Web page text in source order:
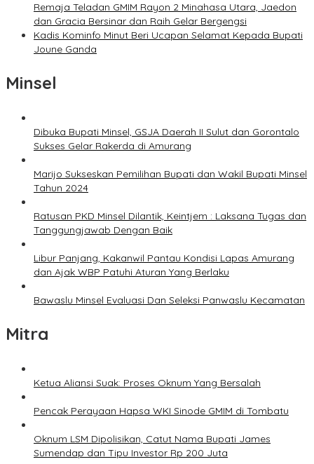
Remaja Teladan GMIM Rayon 2 Minahasa Utara, Jaedon
dan Gracia Bersinar dan Raih Gelar Bergengsi
Kadis Kominfo Minut Beri Ucapan Selamat Kepada Bupati
Joune Ganda
Minsel
Dibuka Bupati Minsel, GSJA Daerah II Sulut dan Gorontalo
Sukses Gelar Rakerda di Amurang
Marijo Sukseskan Pemilihan Bupati dan Wakil Bupati Minsel
Tahun 2024
Ratusan PKD Minsel Dilantik, Keintjem : Laksana Tugas dan
Tanggungjawab Dengan Baik
Libur Panjang, Kakanwil Pantau Kondisi Lapas Amurang
dan Ajak WBP Patuhi Aturan Yang Berlaku
Bawaslu Minsel Evaluasi Dan Seleksi Panwaslu Kecamatan
Mitra
Ketua Aliansi Suak: Proses Oknum Yang Bersalah
Pencak Perayaan Hapsa WKI Sinode GMIM di Tombatu
Oknum LSM Dipolisikan, Catut Nama Bupati James
Sumendap dan Tipu Investor Rp 200 Juta